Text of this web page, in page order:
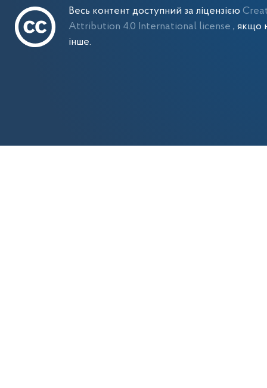
Весь контент доступний за ліцензією
Attribution 4.0 International license , якщо
інше.